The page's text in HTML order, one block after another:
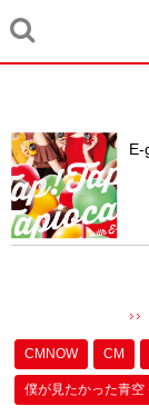
E-
CMNOW CM
僕が⾒たかった⻘空